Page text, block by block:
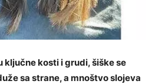
ključne kosti i grudi, šiške se
sa strane, a mnoštvo slojeva